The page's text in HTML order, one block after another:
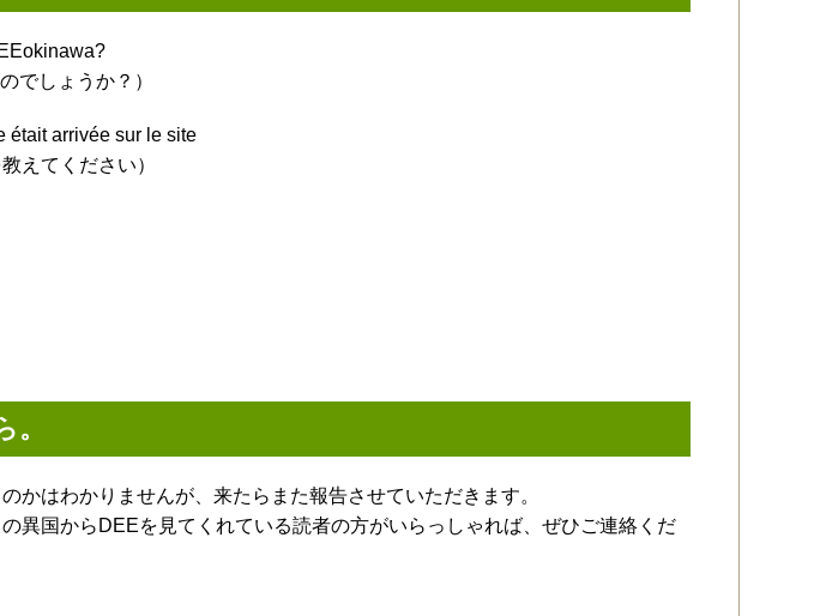
でしょうか？）
était arrivée sur le site
えてください）
かはわかりませんが、来たらまた報告させていただきます。
異国からDEEを見てくれている読者の方がいらっしゃれば、ぜひご連絡くだ